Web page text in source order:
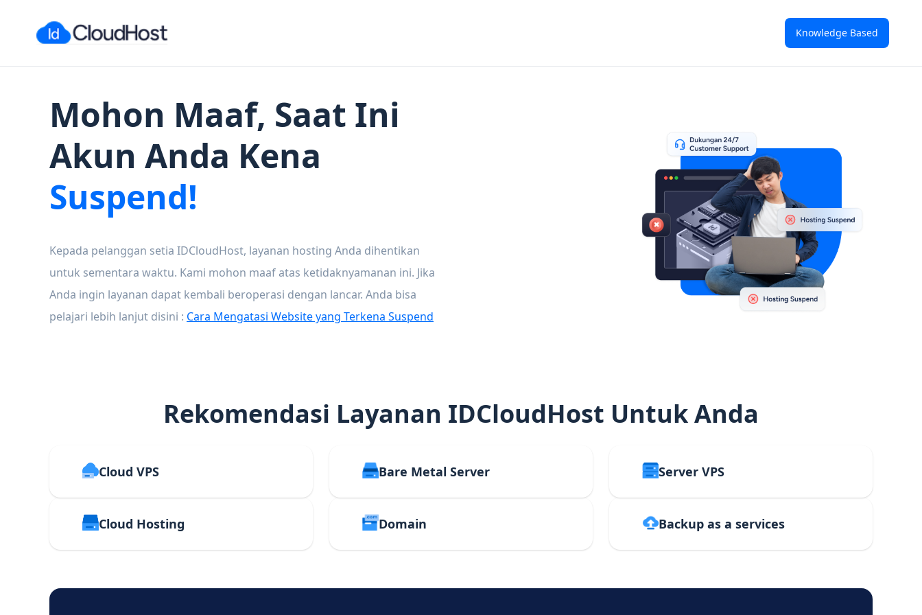
Knowledge Based
Mohon Maaf, Saat Ini
Akun Anda Kena
Suspend!
Kepada pelanggan setia IDCloudHost, layanan hosting Anda dihentikan
untuk sementara waktu. Kami mohon maaf atas ketidaknyamanan ini. Jika
Anda ingin layanan dapat kembali beroperasi dengan lancar. Anda bisa
pelajari lebih lanjut disini : Cara Mengatasi Website yang Terkena Suspend
Rekomendasi Layanan IDCloudHost Untuk Anda
Cloud VPS Bare Metal Server Server VPS
Cloud Hosting Domain Backup as a services